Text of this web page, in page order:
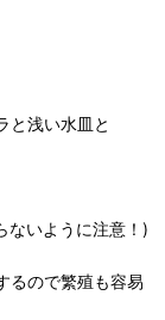
と浅い水皿と
いように注意！)
るので繁殖も容易